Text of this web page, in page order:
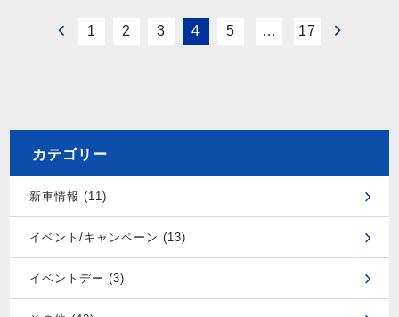
1 2 3 4 5 … 17
カテゴリー
新車情報 (11)
イベント/キャンペーン (13)
イベントデー (3)